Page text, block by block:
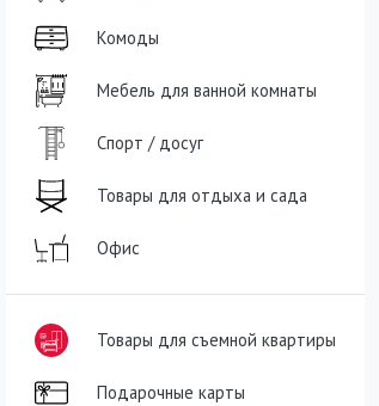
Комоды
Мебель для ванной комнаты
Спорт / досуг
Товары для отдыха и сада
Офис
Товары для съемной квартиры
Подарочные карты